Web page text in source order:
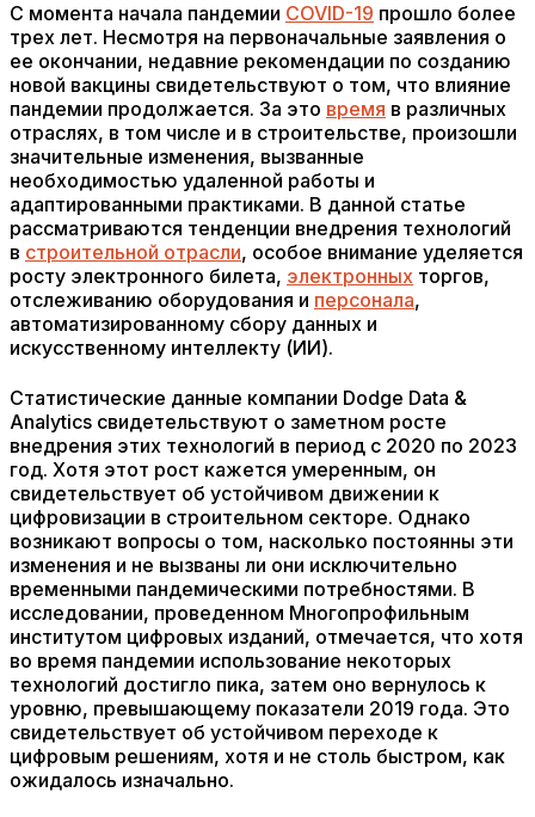
С момента начала пандемии COVID-19 прошло более
трех лет. Несмотря на первоначальные заявления о
ее окончании, недавние рекомендации по созданию
новой вакцины свидетельствуют о том, что влияние
пандемии продолжается. За это время в различных
отраслях, в том числе и в строительстве, произошли
значительные изменения, вызванные
необходимостью удаленной работы и
адаптированными практиками. В данной статье
рассматриваются тенденции внедрения технологий
в строительной отрасли, особое внимание уделяется
росту электронного билета, электронных торгов,
отслеживанию оборудования и персонала,
автоматизированному сбору данных и
искусственному интеллекту (ИИ).
Статистические данные компании Dodge Data &
Analytics свидетельствуют о заметном росте
внедрения этих технологий в период с 2020 по 2023
год. Хотя этот рост кажется умеренным, он
свидетельствует об устойчивом движении к
цифровизации в строительном секторе. Однако
возникают вопросы о том, насколько постоянны эти
изменения и не вызваны ли они исключительно
временными пандемическими потребностями. В
исследовании, проведенном Многопрофильным
институтом цифровых изданий, отмечается, что хотя
во время пандемии использование некоторых
технологий достигло пика, затем оно вернулось к
уровню, превышающему показатели 2019 года. Это
свидетельствует об устойчивом переходе к
цифровым решениям, хотя и не столь быстром, как
ожидалось изначально.